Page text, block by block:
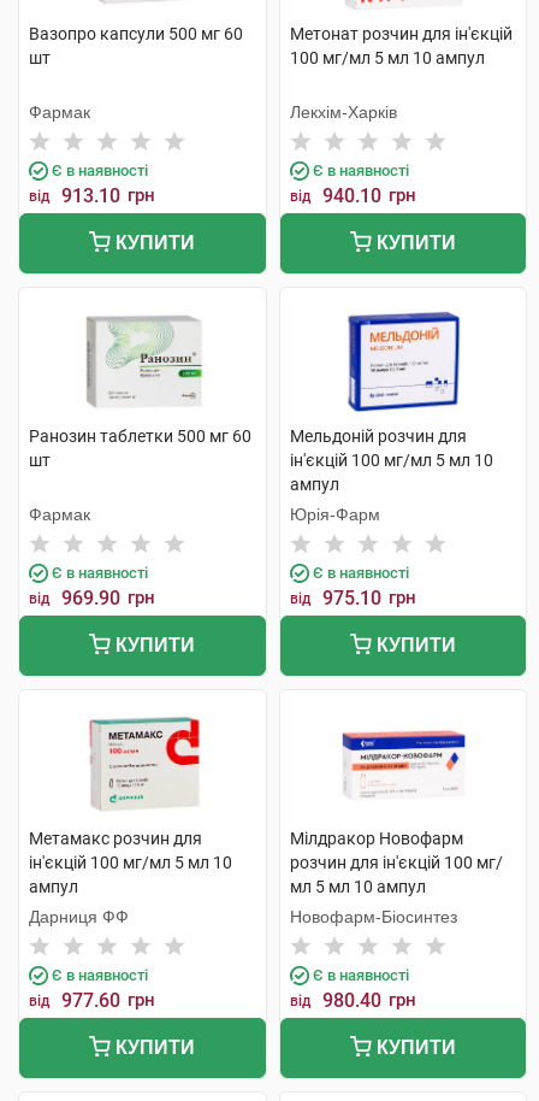
Вазопро капсули 500 мг 60
шт
Фармак
Є в наявності
від 913.10 грн
КУПИТИ
Метонат розчин для ін'єкцій
100 мг/мл 5 мл 10 ампул
Лекхім-Харків
Є в наявності
від 940.10 грн
КУПИТИ
Ранозин таблетки 500 мг 60
шт
Фармак
Є в наявності
від 969.90 грн
КУПИТИ
Мельдоній розчин для
ін'єкцій 100 мг/мл 5 мл 10
ампул
Юрія-Фарм
Є в наявності
від 975.10 грн
КУПИТИ
Метамакс розчин для
ін'єкцій 100 мг/мл 5 мл 10
ампул
Дарниця ФФ
Є в наявності
від 977.60 грн
КУПИТИ
Мілдракор Новофарм
розчин для ін'єкцій 100 мг/
мл 5 мл 10 ампул
Новофарм-Біосинтез
Є в наявності
від 980.40 грн
КУПИТИ